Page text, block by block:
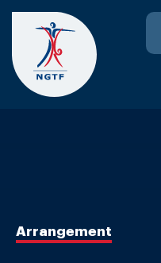
Skip
content
Arrangement